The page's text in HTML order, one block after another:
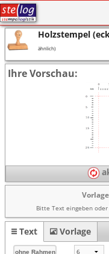
HOME
Stempel
Stempel-Textplatten
Holzstempel
ähnlich)
Ihre Vorschau:
Bitte Text eingeben
Text Vorlage